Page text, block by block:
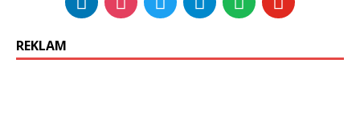
REKLAM